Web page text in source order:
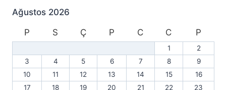
Ağustos 2026
P
S Ç P C C P
1
2
3
4 5 6 7 8
9
10
11 12 13 14 15
16
17
18 19 20 21 22
23